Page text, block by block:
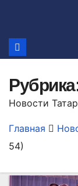
содержимому
Новости
Главная
54)